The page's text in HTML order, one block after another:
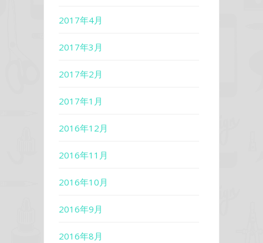
2017年4月
2017年3月
2017年2月
2017年1月
2016年12月
2016年11月
2016年10月
2016年9月
2016年8月